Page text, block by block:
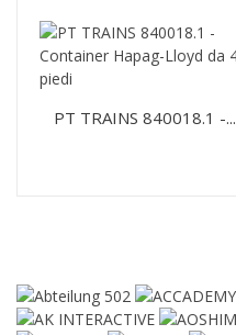
PT TRAINS 840018.1 -...